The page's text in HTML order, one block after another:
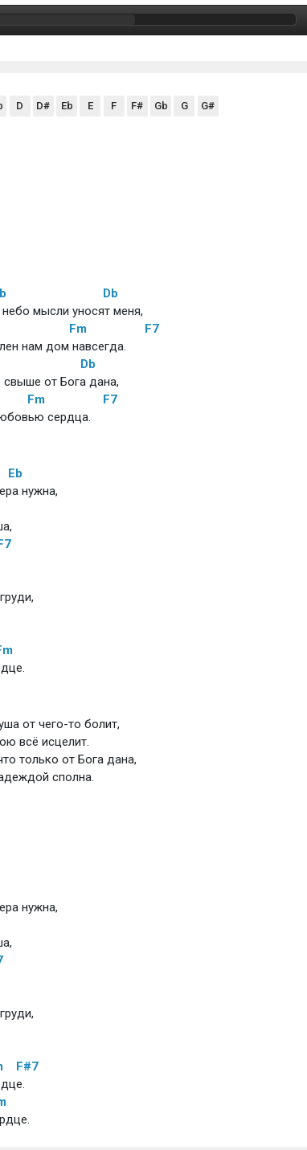
D D# Eb E F F# Gb G G#
Db
мысли уносят меня,
Fm
F7
нам дом навсегда.
Db
свыше от Бога дана,
Fm
F7
сердца.
Eb
нужна,
от чего-то болит,
всё исцелит.
только от Бога дана,
сполна.
нужна,
F#7